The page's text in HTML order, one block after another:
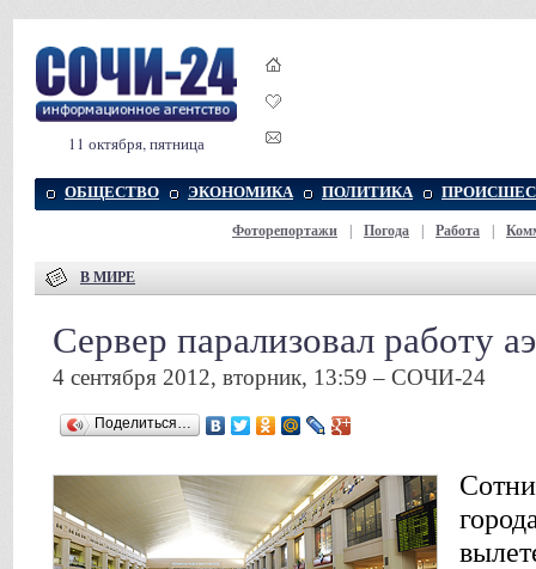
11 октября, пятница
ОБЩЕСТВО ЭКОНОМИКА ПОЛИТИКА
Фоторепортажи Погода Работа
В МИРЕ
Сервер парализовал работу
4 сентября 2012, вторник, 13:59 – СОЧИ-24
Поделиться…